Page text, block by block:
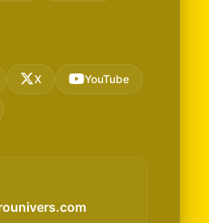
X YouTube